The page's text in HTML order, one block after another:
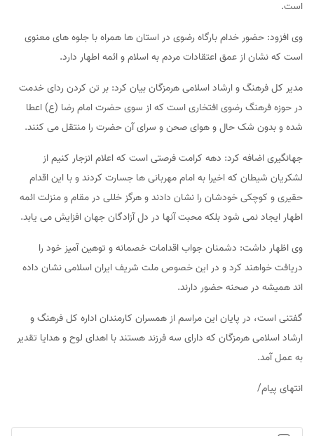
است.
وی افزود: حضور خدام بارگاه رضوی در استان ها همراه با جلوه های معنوی
است که نشان از عمق اعتقادات مردم به اسلام و ائمه اطهار دارد.
مدیر کل فرهنگ و ارشاد اسلامی هرمزگان بیان کرد: بر تن کردن ردای خدمت
در حوزه فرهنگ رضوی افتخاری است که از سوی حضرت امام رضا (ع) اعطا
شده و بدون شک حال و هوای صحن و سرای آن حضرت را منتقل می کنند.
جهانگیری اضافه کرد: دهه کرامت فرصتی است که اعلام انزجار کنیم از
لشکریان شیطان که اخیرا به امام مهربانی ها جسارت کردند و با این اقدام
حقیری و کوچکی خودشان را نشان دادند و هرگز خللی در مقام و منزلت ائمه
اطهار ایجاد نمی شود بلکه محبت آنها در دل آزادگان جهان افزایش می یابد.
وی اظهار داشت: دشمنان جواب اقدامات خصمانه و توهین آمیز خود را
دریافت خواهند کرد و در این خصوص ملت شریف ایران اسلامی نشان داده
اند همیشه در صحنه حضور دارند.
گفتنی است، در پایان این مراسم از همسران کارمندان اداره کل فرهنگ و
ارشاد اسلامی هرمزگان که دارای سه فرزند هستند با اهدای لوح و هدایا تقدیر
به عمل آمد.
انتهای پیام/